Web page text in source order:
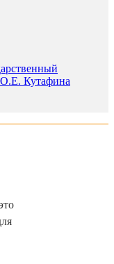
Кутафина